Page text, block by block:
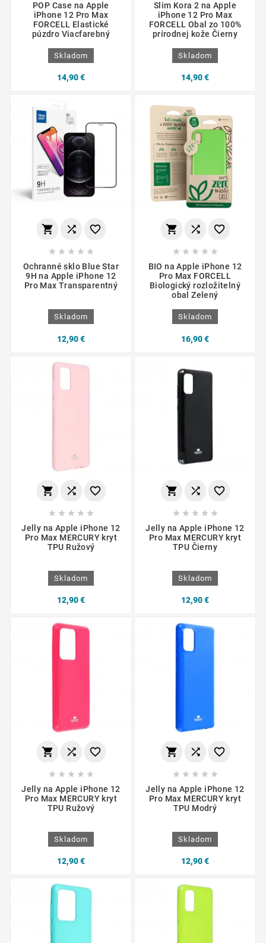
POP Case na Apple
iPhone 12 Pro Max
FORCELL Elastické
púzdro Viacfarebný
Skladom
14,90 €
Slim Kora 2 na Apple
iPhone 12 Pro Max
FORCELL Obal zo 100%
prírodnej kože Čierny
Skladom
14,90 €
  
    
Ochranné sklo Blue Star
9H na Apple iPhone 12
Pro Max Transparentný
Skladom
12,90 €
  
    
BIO na Apple iPhone 12
Pro Max FORCELL
Biologický rozložitelný
obal Zelený
Skladom
16,90 €
  
    
Jelly na Apple iPhone 12
Pro Max MERCURY kryt
TPU Ružový
Skladom
12,90 €
  
    
Jelly na Apple iPhone 12
Pro Max MERCURY kryt
TPU Čierny
Skladom
12,90 €
  
    
Jelly na Apple iPhone 12
Pro Max MERCURY kryt
TPU Ružový
Skladom
12,90 €
  
    
Jelly na Apple iPhone 12
Pro Max MERCURY kryt
TPU Modrý
Skladom
12,90 €